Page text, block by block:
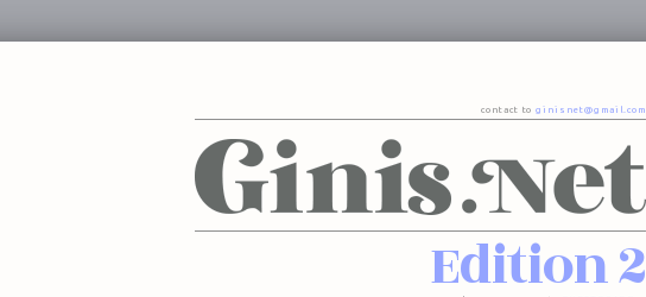
contact toginisnet@gmail.com
Edition 2